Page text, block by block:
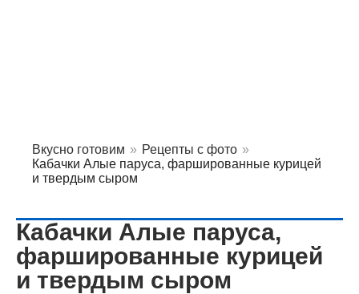
Вкусно готовим » Рецепты с фото »
Кабачки Алые паруса, фаршированные курицей
и твердым сыром
Кабачки Алые паруса,
фаршированные курицей
и твердым сыром